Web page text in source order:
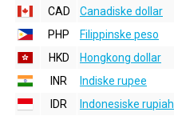
CAD
Canadiske dollar
PHP
Filippinske peso
HKD
Hongkong dollar
INR
Indiske rupee
IDR
Indonesiske rupiah